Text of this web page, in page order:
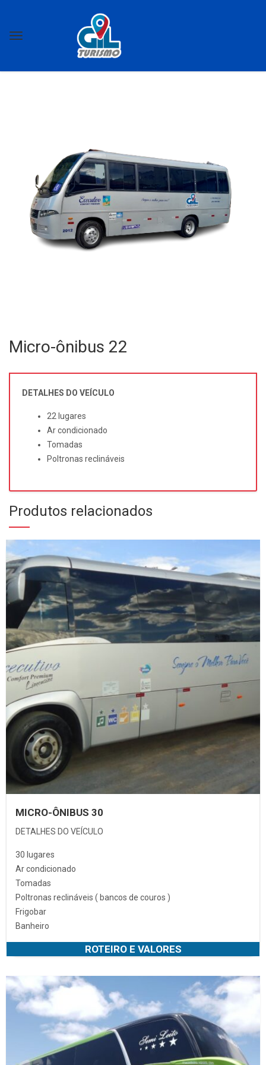
Micro-ônibus 22
DETALHES DO VEÍCULO
22 lugares
Ar condicionado
Tomadas
Poltronas reclináveis
Produtos relacionados
MICRO-ÔNIBUS 30
DETALHES DO VEÍCULO
30 lugares
Ar condicionado
Tomadas
Poltronas reclináveis ( bancos de couros )
Frigobar
Banheiro
ROTEIRO E VALORES